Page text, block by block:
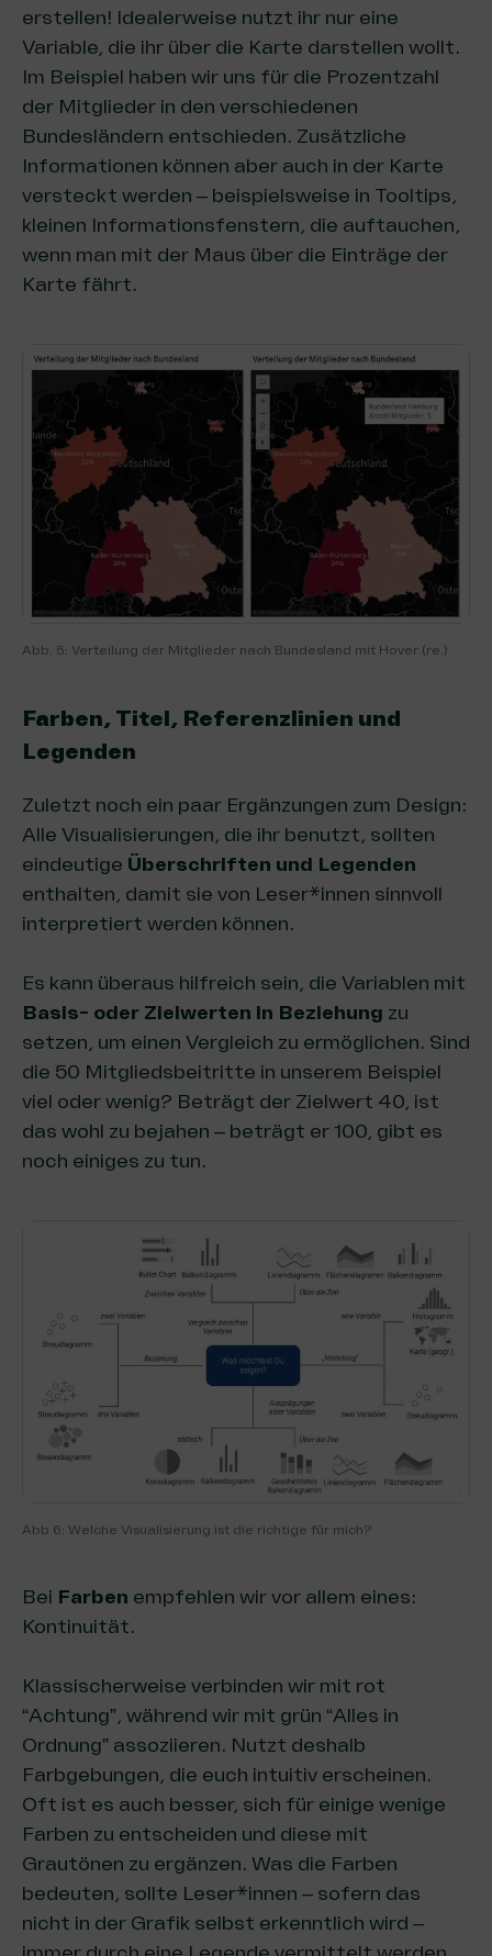
erstellen! Idealerweise nutzt ihr nur eine
Variable, die ihr über die Karte darstellen wollt.
Im Beispiel haben wir uns für die Prozentzahl
der Mitglieder in den verschiedenen
Bundesländern entschieden. Zusätzliche
Informationen können aber auch in der Karte
versteckt werden – beispielsweise in Tooltips,
kleinen Informationsfenstern, die auftauchen,
wenn man mit der Maus über die Einträge der
Karte fährt.
Abb. 5: Verteilung der Mitglieder nach Bundesland mit Hover (re.)
Farben, Titel, Referenzlinien und
Legenden
Zuletzt noch ein paar Ergänzungen zum Design:
Alle Visualisierungen, die ihr benutzt, sollten
eindeutige Überschriften und Legenden
enthalten, damit sie von Leser*innen sinnvoll
interpretiert werden können.
Es kann überaus hilfreich sein, die Variablen mit
Basis- oder Zielwerten in Beziehung zu
setzen, um einen Vergleich zu ermöglichen. Sind
die 50 Mitgliedsbeitritte in unserem Beispiel
viel oder wenig? Beträgt der Zielwert 40, ist
das wohl zu bejahen – beträgt er 100, gibt es
noch einiges zu tun.
Abb 6: Welche Visualisierung ist die richtige für mich?
Bei Farben empfehlen wir vor allem eines:
Kontinuität.
Klassischerweise verbinden wir mit rot
“Achtung”, während wir mit grün “Alles in
Ordnung” assoziieren. Nutzt deshalb
Farbgebungen, die euch intuitiv erscheinen.
Oft ist es auch besser, sich für einige wenige
Farben zu entscheiden und diese mit
Grautönen zu ergänzen. Was die Farben
bedeuten, sollte Leser*innen – sofern das
nicht in der Grafik selbst erkenntlich wird –